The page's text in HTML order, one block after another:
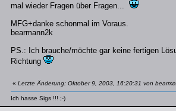
mal wieder Fragen über Fragen...
MFG+danke schonmal im Voraus.
bearmann2k
PS.: Ich brauche/möchte gar keine fertigen
Richtung
« Letzte Änderung: Oktober 9, 2003, 16:20:31 von
Ich hasse Sigs !!! ;-)